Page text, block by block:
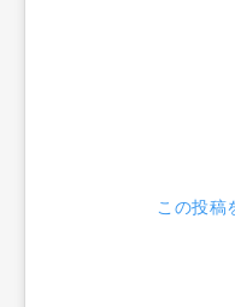
この投稿